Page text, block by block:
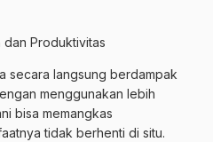
Produktivitas
secara langsung berdampak
menggunakan lebih
bisa memangkas
tidak berhenti di situ.